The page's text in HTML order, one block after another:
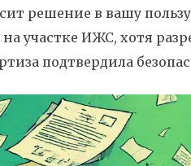
решение в вашу
участке ИЖС, хотя
подтвердила